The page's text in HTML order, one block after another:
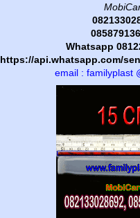
Whatsapp
https://api.whatsapp.com/
email : familyplast